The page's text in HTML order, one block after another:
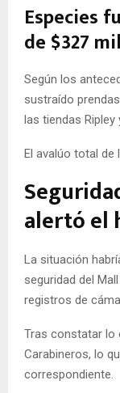
Especies
de $327 mil
Según los
sustraído
las tiendas Ripley
El avalúo total de
alertó el
La situación
seguridad del
registros de
Tras constatar lo
Carabineros, lo
correspondiente.